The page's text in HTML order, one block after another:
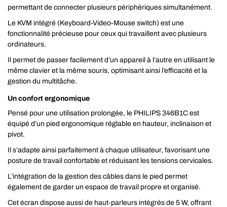
permettant de connecter plusieurs périphériques simultanément.
Le KVM intégré (Keyboard-Video-Mouse switch) est une
fonctionnalité précieuse pour ceux qui travaillent avec plusieurs
ordinateurs.
Il permet de passer facilement d’un appareil à l’autre en utilisant le
même clavier et la même souris, optimisant ainsi l’efficacité et la
gestion du multitâche.
Un confort ergonomique
Pensé pour une utilisation prolongée, le PHILIPS 346B1C est
équipé d’un pied ergonomique réglable en hauteur, inclinaison et
pivot.
Il s’adapte ainsi parfaitement à chaque utilisateur, favorisant une
posture de travail confortable et réduisant les tensions cervicales.
L’intégration de la gestion des câbles dans le pied permet
également de garder un espace de travail propre et organisé.
Cet écran dispose aussi de haut-parleurs intégrés de 5 W, offrant